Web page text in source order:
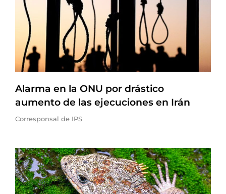
Alarma en la ONU por drástico
aumento de las ejecuciones en Irán
Corresponsal de IPS